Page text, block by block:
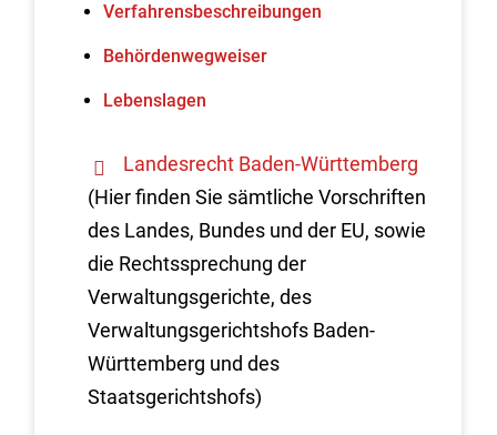
Verfahrens­beschreibungen
Behördenwegweiser
Lebenslagen
Landesrecht Baden-Württemberg
(Hier finden Sie sämtliche Vorschriften
des Landes, Bundes und der EU, sowie
die Rechtssprechung der
Verwaltungsgerichte, des
Verwaltungsgerichtshofs Baden-
Württemberg und des
Staatsgerichtshofs)